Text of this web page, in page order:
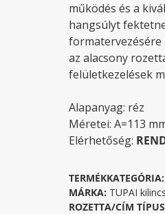
működés és a
hangsúlyt
az alacsony
felületkezelések
Alapanyag: réz
Méretei: A=113
Elérhetőség:
TERMÉKKATEGÓRIA:
MÁRKA: TUPAI
ROZETTA/CÍM